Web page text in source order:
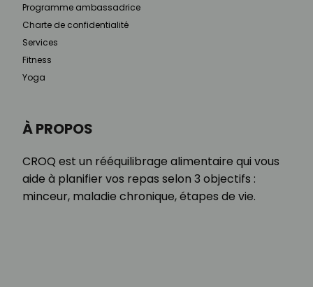
À PROPOS
CROQ est un rééquilibrage alimentaire qui vous
aide à planifier vos repas selon 3 objectifs :
minceur, maladie chronique, étapes de vie.
Programme ambassadrice
Charte de confidentialité
Services
Fitness
Yoga